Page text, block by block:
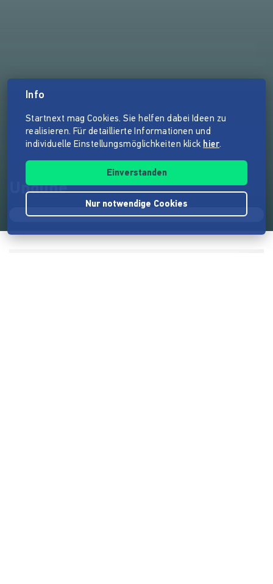
Undune
Info
Startnext mag Cookies. Sie helfen dabei Ideen zu
realisieren. Für detaillierte Informationen und
individuelle Einstellungsmöglichkeiten klick hier.
Einverstanden
Nur notwendige Cookies